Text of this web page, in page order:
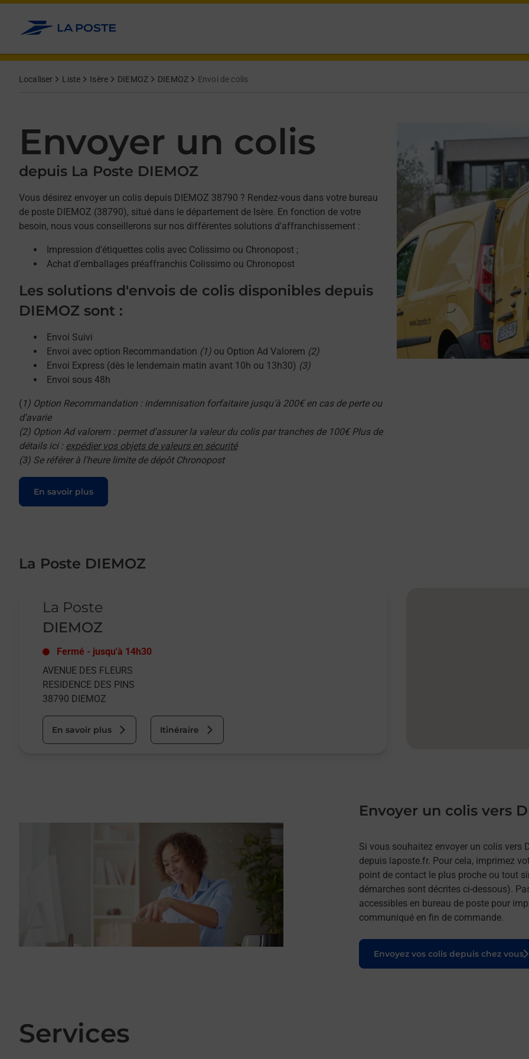
Allez au contenu
Localiser Liste Isère DIEMOZ DIEMOZ Envoi de colis
Envoyer un colis
depuis La Poste DIEMOZ
Vous désirez envoyer un colis depuis DIEMOZ 38790 ? Rendez-vous dans votre bureau
de poste DIEMOZ (38790), situé dans le département de Isère. En fonction de votre
besoin, nous vous conseillerons sur nos différentes solutions d'affranchissement :
Impression d'étiquettes colis avec Colissimo ou Chronopost ;
Achat d'emballages préaffranchis Colissimo ou Chronopost
Les solutions d'envois de colis disponibles depuis
DIEMOZ sont :
Envoi Suivi
Envoi avec option Recommandation (1) ou Option Ad Valorem (2)
Envoi Express (dès le lendemain matin avant 10h ou 13h30) (3)
Envoi sous 48h
( 1) Option Recommandation : indemnisation forfaitaire jusqu'à 200€ en cas de perte ou
d'avarie
(2) Option Ad valorem : permet d'assurer la valeur du colis par tranches de 100€ Plus de
détails ici : expédier vos objets de valeurs en sécurité
(3) Se référer à l'heure limite de dépôt Chronopost
En savoir plus
Le lien s'ouvre dans un nouvel onglet
La Poste DIEMOZ
La Poste
DIEMOZ
Fermé - jusqu'à 14h30
AVENUE DES FLEURS
RESIDENCE DES PINS
38790 DIEMOZ
En savoir plus Itinéraire
Envoyer un colis vers
Si vous souhaitez envoyer un colis vers
depuis laposte.fr. Pour cela, imprimez
point de contact le plus proche ou tout
démarches sont décrites ci-dessous).
accessibles en bureau de poste pour
communiqué en fin de commande.
Envoyez vos colis depuis chez vous
Le lien s'ouvre dans un nouvel onglet
Services
Afficher ou masquer la réponse
Afficher ou masquer la réponse
Afficher ou masquer la réponse